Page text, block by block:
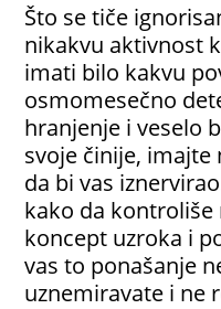
Što se tiče
nikakvu aktivnost
imati bilo kakvu
osmomesečno
hranjenje i veselo
svoje činije,
da bi vas
kako da kontroliše
koncept uzroka i
vas to ponašanje
uznemiravate i ne